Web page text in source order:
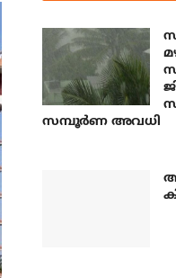
സമ്പൂർണ അവധി